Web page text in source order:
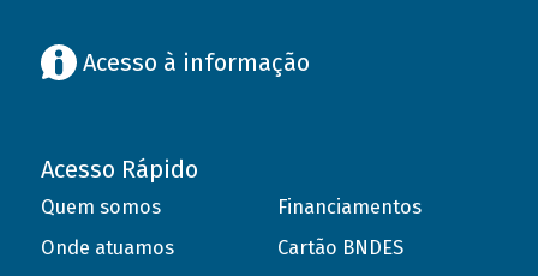
Acesso à informação
Acesso Rápido
Quem somos
Onde atuamos
Financiamentos
Cartão BNDES